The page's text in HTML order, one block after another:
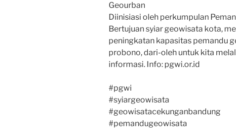
Geourban
Diinisiasi oleh perkumpulan
Bertujuan syiar geowisata kota,
peningkatan kapasitas pemandu
probono, dari-oleh untuk kita
informasi. Info: pgwi.or.id
#pgwi
#syiargeowisata
#geowisatacekunganbandung
#pemandugeowisata